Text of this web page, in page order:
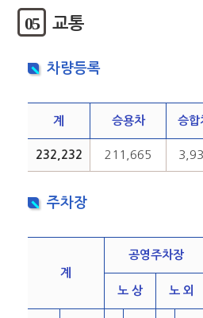
05 교통
차량등록
계 승용차 승합
232,232 211,665
주차장
계
공영주차장
노 상 노 외